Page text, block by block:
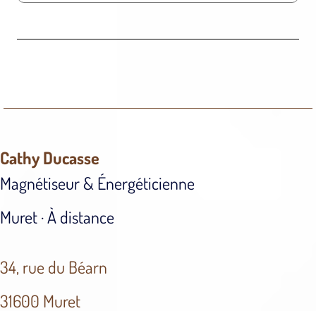
Cathy Ducasse
Magnétiseur & Énergéticienne
Muret · À distance
34, rue du Béarn
31600 Muret